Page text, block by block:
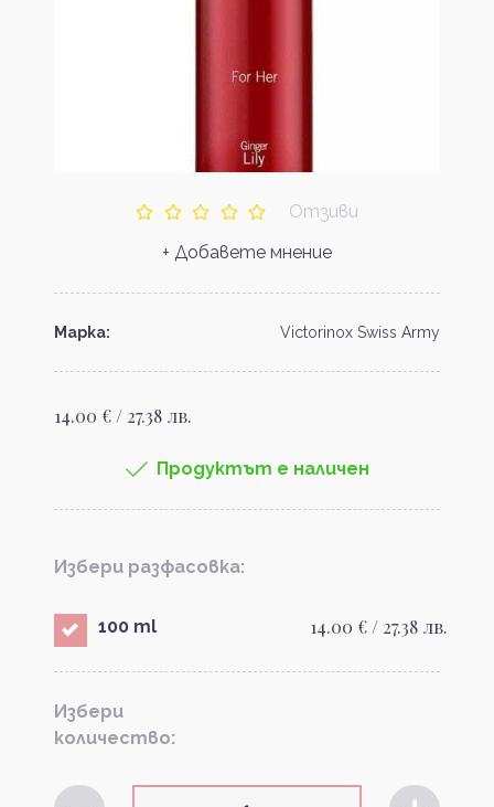
Отзиви
+ Добавете мнение
Марка: Victorinox Swiss Army
14.00 € / 27.38 лв.
Продуктът е наличен
Избери разфасовка:
100 ml 14.00 € / 27.38 лв.
Избери
количество: